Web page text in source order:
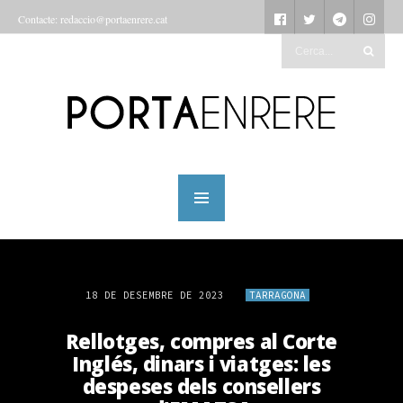
Contacte: redaccio@portaenrere.cat
18 DE DESEMBRE DE 2023 TARRAGONA
Rellotges, compres al Corte
Inglés, dinars i viatges: les
despeses dels consellers